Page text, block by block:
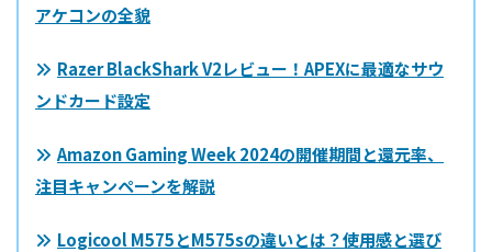
アケコンの全貌
Razer BlackShark V2レビュー！APEXに最適なサウ
ンドカード設定
Amazon Gaming Week 2024の開催期間と還元率、
注目キャンペーンを解説
Logicool M575とM575sの違いとは？使用感と選び